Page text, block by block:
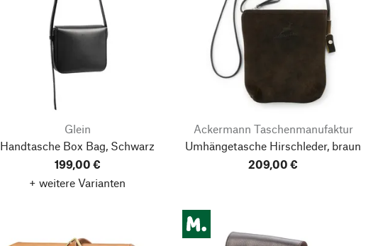
Glein
Handtasche Box Bag, Schwarz
199,00 €
+ weitere Varianten
Ackermann Taschenmanufaktur
Umhängetasche Hirschleder, braun
209,00 €